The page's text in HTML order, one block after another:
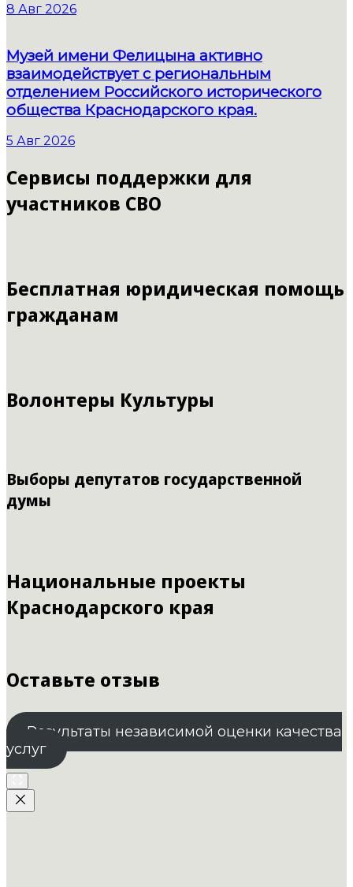
8 Авг 2026
Музей имени Фелицына активно
взаимодействует с региональным
отделением Российского исторического
общества Краснодарского края.
5 Авг 2026
Сервисы поддержки для
участников СВО
Бесплатная юридическая помощь
гражданам
Волонтеры Культуры
Выборы депутатов государственной
думы
Национальные проекты
Краснодарского края
Оставьте отзыв
Результаты независимой оценки качества
услуг